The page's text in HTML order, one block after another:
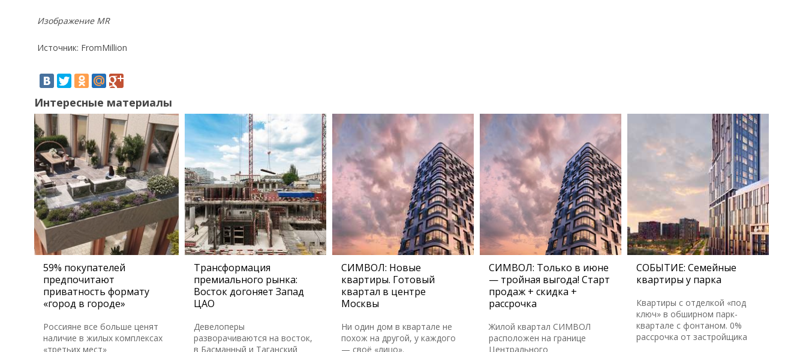
Изображение MR
Источник: FromMillion
Интересные материалы
59% покупателей
предпочитают
приватность формату
«город в городе»
Россияне все больше ценят
наличие в жилых комплексах
«третьих мест»
Трансформация
премиального рынка:
Восток догоняет Запад
ЦАО
Девелоперы
разворачиваются на восток,
в Басманный и Таганский
СИМВОЛ: Новые
квартиры. Готовый
квартал в центре
Москвы
Ни один дом в квартале не
похож на другой, у каждого
— своё «лицо».
СИМВОЛ: Только в июне
— тройная выгода! Старт
продаж + скидка +
рассрочка
Жилой квартал СИМВОЛ
расположен на границе
Центрального
СОБЫТИЕ: Семейные
квартиры у парка
Квартиры с отделкой «под
ключ» в обширном парк-
квартале с фонтаном. 0%
рассрочка от застройщика